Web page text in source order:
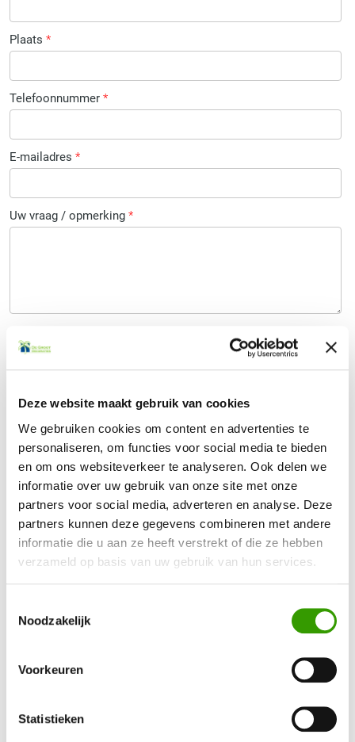
Deze website maakt gebruik van cookies
We gebruiken cookies om content en advertenties te
personaliseren, om functies voor social media te bieden
en om ons websiteverkeer te analyseren. Ook delen we
informatie over uw gebruik van onze site met onze
partners voor social media, adverteren en analyse. Deze
partners kunnen deze gegevens combineren met andere
informatie die u aan ze heeft verstrekt of die ze hebben
verzameld op basis van uw gebruik van hun services.
Noodzakelijk
Voorkeuren
Statistieken
Plaats *
Telefoonnummer *
E-mailadres *
Uw vraag / opmerking *
Verzenden
Contact
Offerte aanvragen
Veelgestelde vragen
BEN JE GEÏNTERESSEERD GERAAKT IN ONZE
Neem contact op, dan helpen we je graag direct verder